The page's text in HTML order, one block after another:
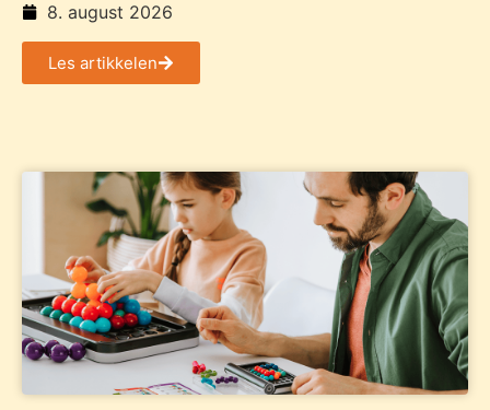
8. august 2026
Les artikkelen